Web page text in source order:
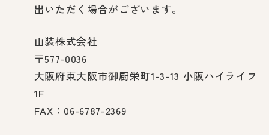
出いただく場合がございます。
山装株式会社
〒577-0036
大阪府東大阪市御厨栄町1-3-13 小阪ハイライフ
1F
FAX：06-6787-2369